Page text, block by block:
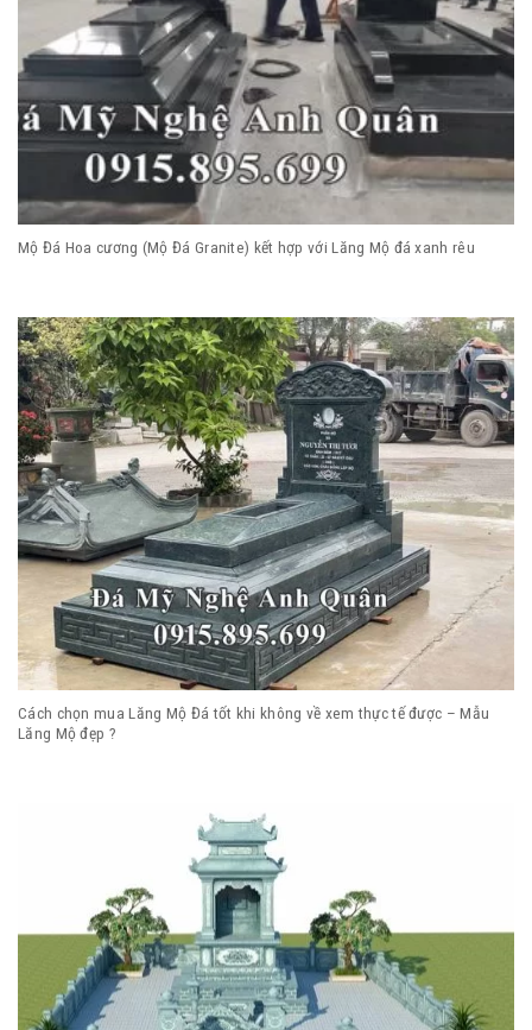
Mộ Đá Hoa cương (Mộ Đá Granite) kết hợp với Lăng Mộ đá xanh rêu
Cách chọn mua Lăng Mộ Đá tốt khi không về xem thực tế được – Mẫu
Lăng Mộ đẹp ?